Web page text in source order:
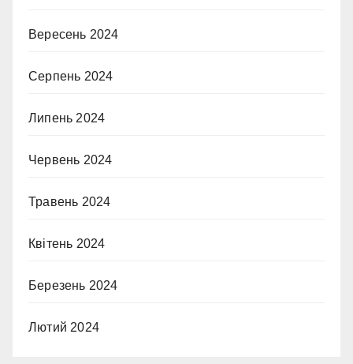
Вересень 2024
Серпень 2024
Липень 2024
Червень 2024
Травень 2024
Квітень 2024
Березень 2024
Лютий 2024